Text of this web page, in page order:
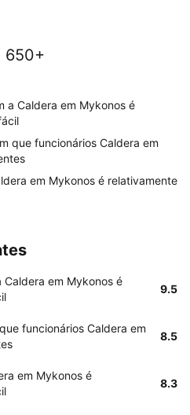
650+
a Caldera em Mykonos é
que funcionários Caldera em
em Mykonos é relativamente
em Mykonos é
9.5
funcionários Caldera em
8.5
em Mykonos é
8.3